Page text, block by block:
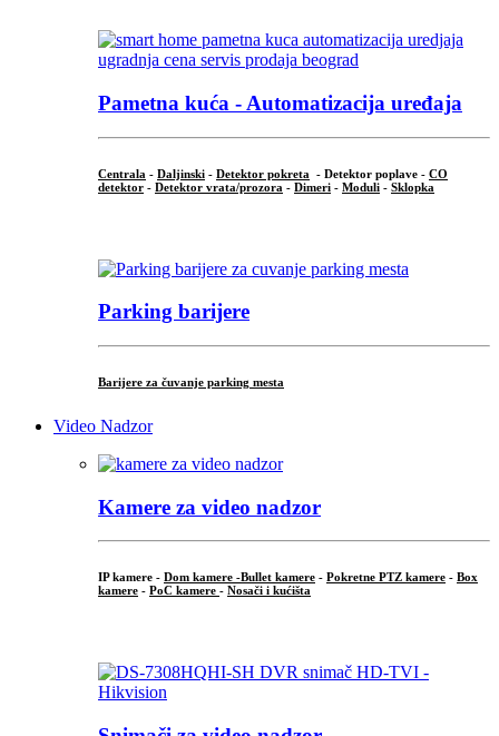
Pametna kuća - Automatizacija uređaja
Centrala - Daljinski - Detektor pokreta - Detektor poplave - CO
detektor - Detektor vrata/prozora - Dimeri - Moduli - Sklopka
Parking barijere
Barijere za čuvanje parking mesta
Video Nadzor
Kamere za video nadzor
IP kamere - Dom kamere -Bullet kamere - Pokretne PTZ kamere - Box
kamere - PoC kamere - Nosači i kućišta